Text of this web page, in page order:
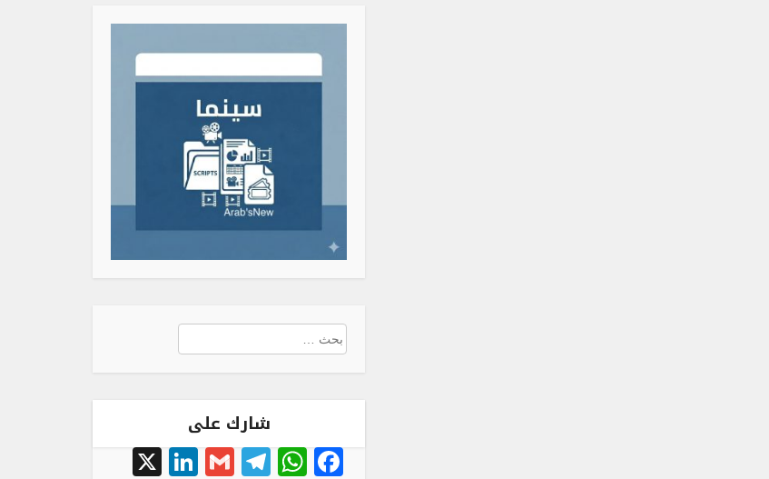
عن:
شارك على
Facebook
WhatsApp
Telegram
Gmail
LinkedIn